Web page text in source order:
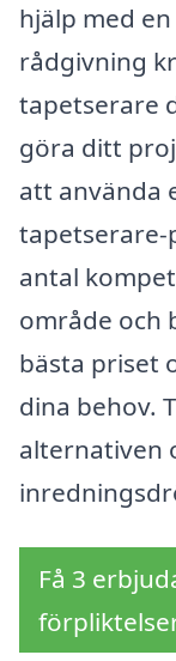
hjälp med
rådgivning
tapetserare
göra ditt
att använda
tapetserare-
antal
område och
bästa priset
dina behov.
alternativen
Få 3